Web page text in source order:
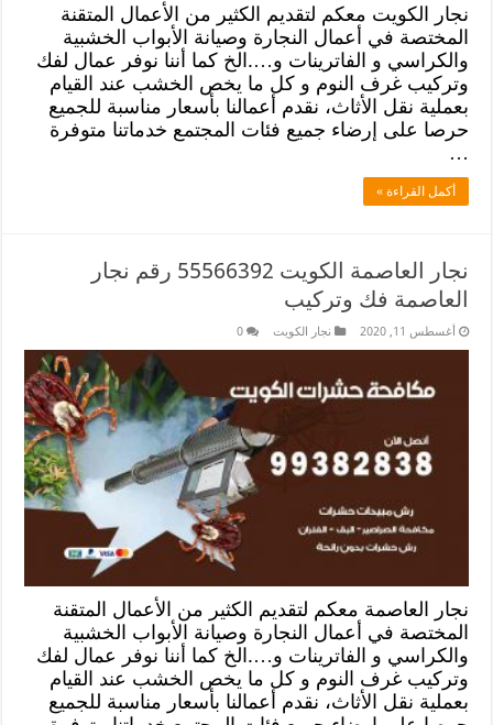
نجار الكويت معكم لتقديم الكثير من الأعمال المتقنة
المختصة في أعمال النجارة وصيانة الأبواب الخشبية
والكراسي و الفاترينات و….الخ كما أننا نوفر عمال لفك
وتركيب غرف النوم و كل ما يخص الخشب عند القيام
بعملية نقل الأثاث، نقدم أعمالنا بأسعار مناسبة للجميع
حرصا على إرضاء جميع فئات المجتمع خدماتنا متوفرة
…
أكمل القراءة »
نجار العاصمة الكويت 55566392 رقم نجار
العاصمة فك وتركيب
أغسطس 11, 2020 نجار الكويت 0
نجار العاصمة معكم لتقديم الكثير من الأعمال المتقنة
المختصة في أعمال النجارة وصيانة الأبواب الخشبية
والكراسي و الفاترينات و….الخ كما أننا نوفر عمال لفك
وتركيب غرف النوم و كل ما يخص الخشب عند القيام
بعملية نقل الأثاث، نقدم أعمالنا بأسعار مناسبة للجميع